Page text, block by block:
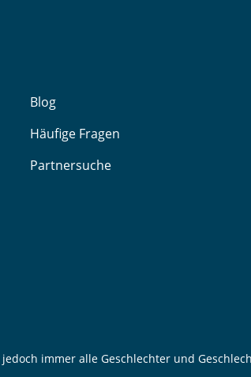
Blog
Häufige Fragen
Partnersuche
immer alle Geschlechter und